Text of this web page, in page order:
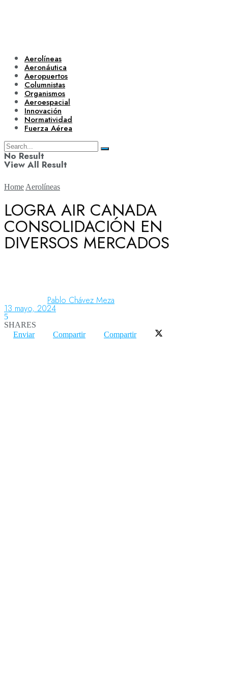
Aerolíneas
Aeronáutica
Aeropuertos
Columnistas
Organismos
Aeroespacial
Innovación
Normatividad
Fuerza Aérea
No Result
View All Result
Aerolíneas
Aeropuertos
Columnistas
Home Aerolíneas
LOGRA AIR CANADA
CONSOLIDACIÓN EN
DIVERSOS MERCADOS
Pablo Chávez Meza
13 mayo, 2024
5
SHARES
Enviar
Compartir Compartir